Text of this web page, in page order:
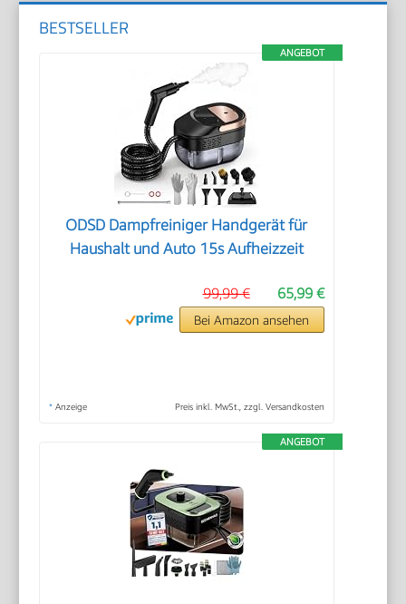
BESTSELLER
ANGEBOT
ODSD Dampfreiniger Handgerät für
Haushalt und Auto 15s Aufheizzeit
65,99 €
99,99 €
Bei Amazon ansehen
* Anzeige Preis inkl. MwSt., zzgl. Versandkosten
ANGEBOT